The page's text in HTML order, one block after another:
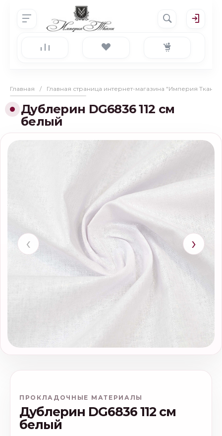
Главная / Главная страница интернет-магазина "Империя Ткани"
Дублерин DG6836 112 см
белый
‹ ›
ПРОКЛАДОЧНЫЕ МАТЕРИАЛЫ
Дублерин DG6836 112 см
белый